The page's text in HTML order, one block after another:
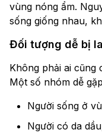
vùng nóng ẩm.
sống giống nhau,
Đối tượng dễ bị
Không phải ai cũng
Một số nhóm dễ
Người sống ở
Người có da